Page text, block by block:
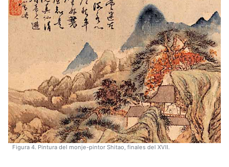
Figura 4. Pintura del monje-pintor Shitao, finales del XVII.